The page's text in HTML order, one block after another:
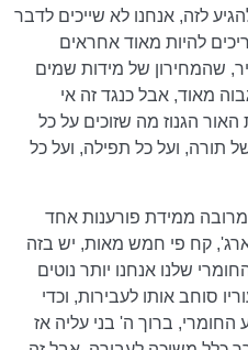
לזה, אנחנו לא שייכים לדבר
להיות מאוד אחראים
שהמחירון של מידות שמים
מאוד, אבל כנגד זה אי
הגנוז מה שזוכים על כל
תורה, ועל כל תפילה, ועל כל
ממידת פורענות אחד
קח פי חמש מאות, יש בזה
שלנו אנחנו יותר נוטים
סוחב אותו לעבירות, וכדי
ברוך ה' בני עליה אז